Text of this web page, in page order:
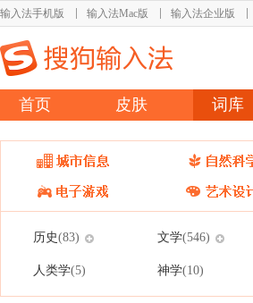
输入法手机版 输入法Mac版 输入法企业版
首页 皮肤 词库
历史(83) 文学(546)
人类学(5) 神学(10)